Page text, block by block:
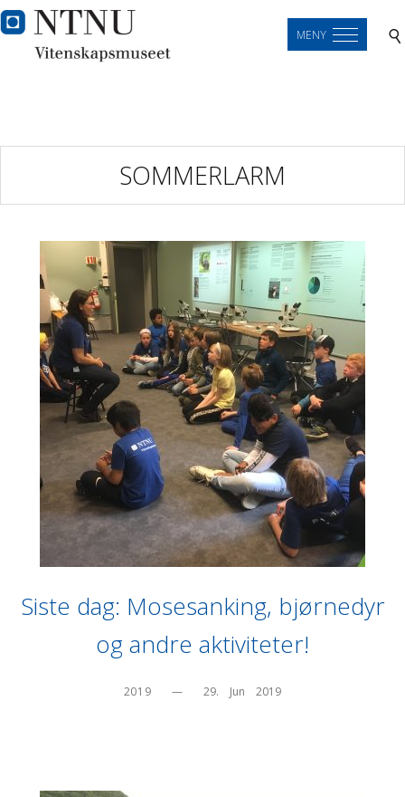
MENY
SOMMERLARM
Siste dag: Mosesanking, bjørnedyr
og andre aktiviteter!
2019 — 29.    Jun    2019